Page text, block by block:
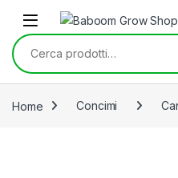
Skip to navigation
Skip to content
Cerca:
Home Concimi